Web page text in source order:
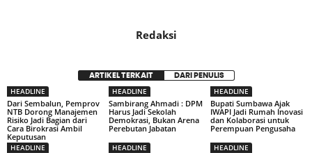
Redaksi
ARTIKEL TERKAIT DARI PENULIS
HEADLINE
Dari Sembalun, Pemprov
NTB Dorong Manajemen
Risiko Jadi Bagian dari
Cara Birokrasi Ambil
Keputusan
HEADLINE
Sambirang Ahmadi : DPM
Harus Jadi Sekolah
Demokrasi, Bukan Arena
Perebutan Jabatan
HEADLINE
Bupati Sumbawa Ajak
IWAPI Jadi Rumah Inovasi
dan Kolaborasi untuk
Perempuan Pengusaha
HEADLINE HEADLINE HEADLINE